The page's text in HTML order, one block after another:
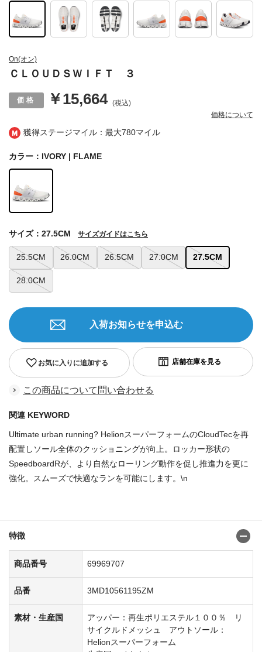
獲得ステージマイル：最大780マイル
On(オン)
ＣＬＯＵＤＳＷＩＦＴ ３
￥15,664 (税込)
価格について
カラー：IVORY | FLAME
25.5CM 26.0CM 26.5CM 27.0CM 27.5CM
28.0CM
サイズ：27.5CM サイズガイドはこちら
お気に入りに追加する
入荷お知らせを申込む
この商品について問い合わせる
関連 KEYWORD
Ultimate urban running? HelionスーパーフォームのCloudTecを再
配置しソール全体のクッショニングが向上。ロッカー形状の
SpeedboardRが、より自然なローリング動作を促し推進力を更に
強化。スムーズで快適なランを可能にします。\n
特徴
商品番号 69969707
品番 3MD10561195ZM
素材・生産国
アッパー：再生ポリエステル１００％ リ
サイクルドメッシュ アウトソール：
Helionスーパーフォーム